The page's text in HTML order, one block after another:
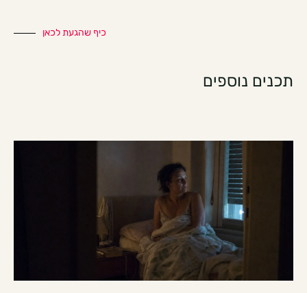
כיף שהגעת לכאן
תכנים נוספים